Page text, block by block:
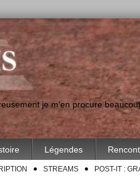
je m'en procure
Légendes
STREAMS POST-IT :